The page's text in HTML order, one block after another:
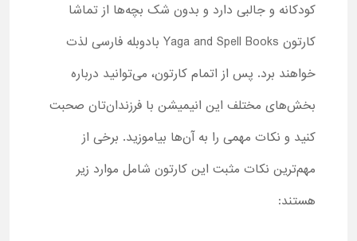
کودکانه و جالبی دارد و بدون شک بچه‌ها از تماشا
کارتون Yaga and Spell Books بادوبله فارسی لذت
خواهند برد. پس از اتمام کارتون، می‌توانید درباره
بخش‌های مختلف این انیمیشن با فرزندان‌تان صحبت
کنید و نکات مهمی را به آن‌ها بیاموزید. برخی از
مهم‌ترین نکات مثبت این کارتون شامل موارد زیر
هستند: